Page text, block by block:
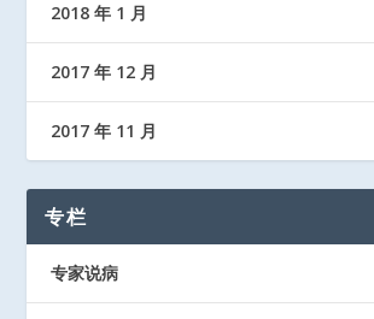
2018 年 1 月
2017 年 12 月
2017 年 11 月
专栏
专家说病